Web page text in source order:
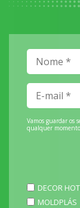
Vamos guardar os
qualquer momento
DECOR
MOLDPLÁS